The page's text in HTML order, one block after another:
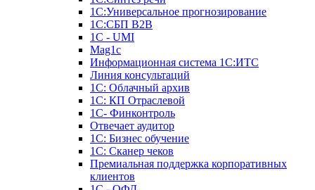
1С:Универсальное прогнозирование
1С:СБП B2B
1C - UMI
Mag1c
Информационная система 1С:ИТС
Линия консультаций
1С: Облачный архив
1С: КП Отраслевой
1С- Финконтроль
Отвечает аудитор
1С: Бизнес обучение
1С: Сканер чеков
Премиальная поддержка корпоративных
клиентов